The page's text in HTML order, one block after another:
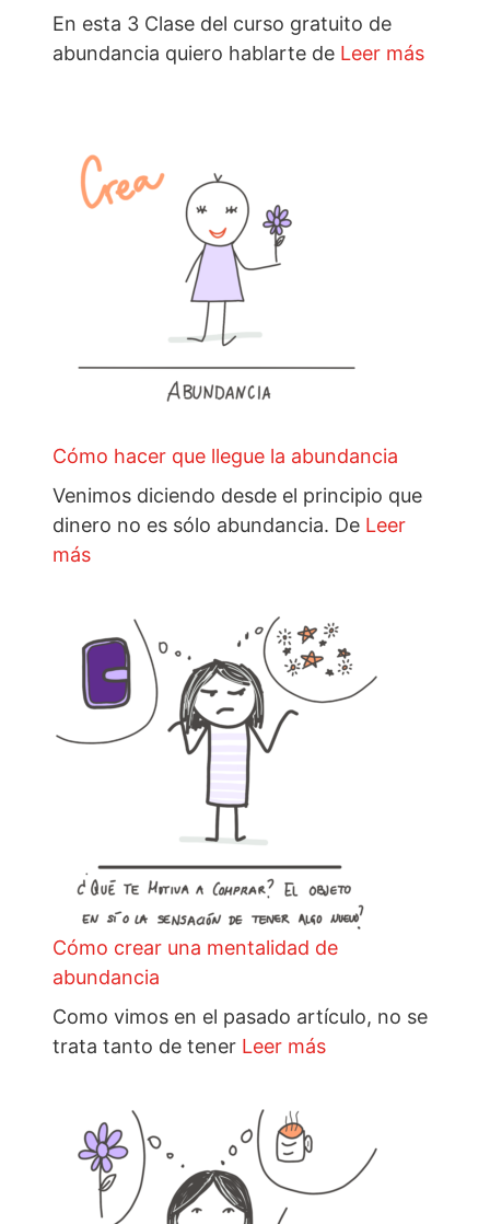
En esta 3 Clase del curso gratuito de
abundancia quiero hablarte de Leer más
Cómo hacer que llegue la abundancia
Venimos diciendo desde el principio que
dinero no es sólo abundancia. De Leer
más
Cómo crear una mentalidad de
abundancia
Como vimos en el pasado artículo, no se
trata tanto de tener Leer más